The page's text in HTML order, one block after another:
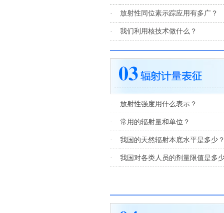
· 放射性同位素示踪应用有多广？
· 我们利用核技术做什么？
· 放射性强度用什么表示？
· 常用的辐射量和单位？
· 我国的天然辐射本底水平是多少
· 我国对各类人员的剂量限值是多